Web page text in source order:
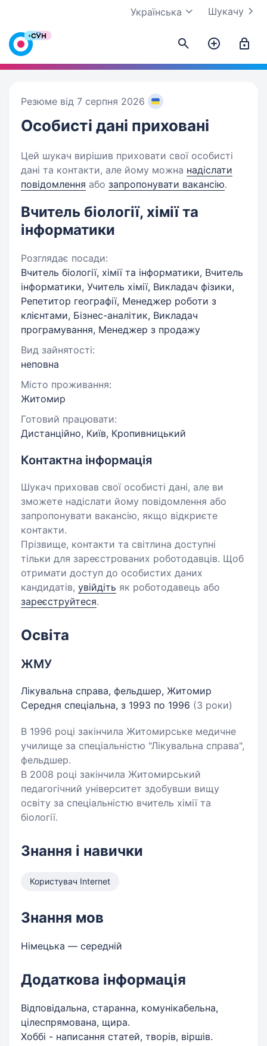
Шукачу
Українська
Резюме від 7 серпня 2026
Особисті дані приховані
Цей шукач вирішив приховати свої особисті
дані та контакти, але йому можна надіслати
повідомлення або запропонувати вакансію.
Вчитель біології, хімії та
інформатики
Розглядає посади:
Вчитель біології, хімії та інформатики, Вчитель
інформатики, Учитель хімії, Викладач фізики,
Репетитор географії, Менеджер роботи з
клієнтами, Бізнес-аналітик, Викладач
програмування, Менеджер з продажу
Вид зайнятості:
неповна
Місто проживання:
Житомир
Готовий працювати:
Дистанційно, Київ, Кропивницький
Контактна інформація
Шукач приховав свої особисті дані, але ви
зможете надіслати йому повідомлення або
запропонувати вакансію, якщо відкриєте
контакти.
Прізвище, контакти та світлина доступні
тільки для зареєстрованих роботодавців. Щоб
отримати доступ до особистих даних
кандидатів, увійдіть як роботодавець або
зареєструйтеся.
Освіта
ЖМУ
Лікувальна справа, фельдшер, Житомир
Середня спеціальна, з 1993 по 1996 (3 роки)
В 1996 році закінчила Житомирське медичне
училище за спеціальністю "Лікувальна справа",
фельдшер.
В 2008 році закінчила Житомирський
педагогічний університет здобувши вищу
освіту за спеціальністю вчитель хімії та
біології.
Знання і навички
Користувач Internet
Знання мов
Німецька — середній
Додаткова інформація
Відповідальна, старанна, комунікабельна,
цілеспрямована, щира.
Хоббі - написання статей, творів, віршів.